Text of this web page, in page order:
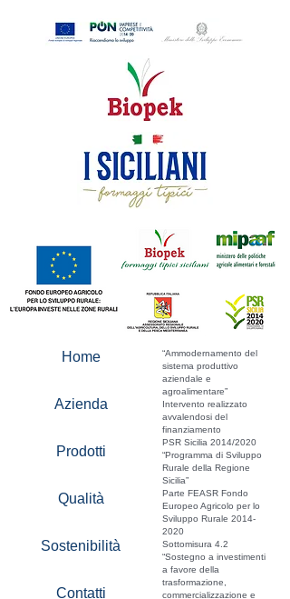
Home
Azienda
Prodotti
Qualità
Sostenibilità
Contatti
“Ammodernamento del
sistema produttivo
aziendale e
agroalimentare”
Intervento realizzato
avvalendosi del
finanziamento
PSR Sicilia 2014/2020
“Programma di Sviluppo
Rurale della Regione
Sicilia”
Parte FEASR Fondo
Europeo Agricolo per lo
Sviluppo Rurale 2014-
2020
Sottomisura 4.2
“Sostegno a investimenti
a favore della
trasformazione,
commercializzazione e